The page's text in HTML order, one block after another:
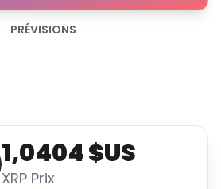
PRÉVISIONS
1,0404 $US
XRP Prix